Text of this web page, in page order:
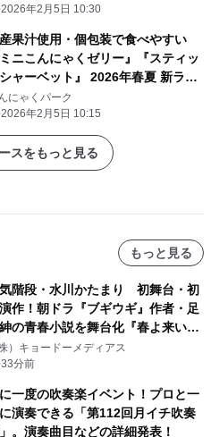
2026年2月5日 10:30
果汁使用・個包装で食べやすい
ミニこんにゃくゼリー』『スティッ
ャーベット』 2026年春夏 新ライ
ップを2/1より発売
にゃくパーク
2026年2月5日 10:15
スをもっと見る
もっと見る
階段・水川かたまり 初舞台・初
作！朝ドラ『ブギウギ』作者・足
の青春小説を舞台化『春よ来い、
ジで来い』キービジュアル解禁！
株）キョードーメディアス
33分前
一度の吹奏楽イベント！プロと一
演奏できる「第112回月イチ吹奏
。演奏曲目などの詳細発表！